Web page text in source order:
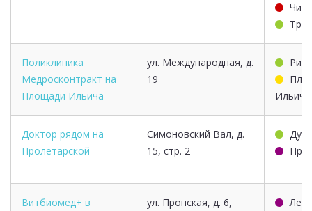
Поликлиника
Медросконтракт на
Площади Ильича
ул. Международная, д.
19
Ильича
Доктор рядом на
Пролетарской
Симоновский Вал, д.
15, стр. 2
Витбиомед+ в
ул. Пронская, д. 6,